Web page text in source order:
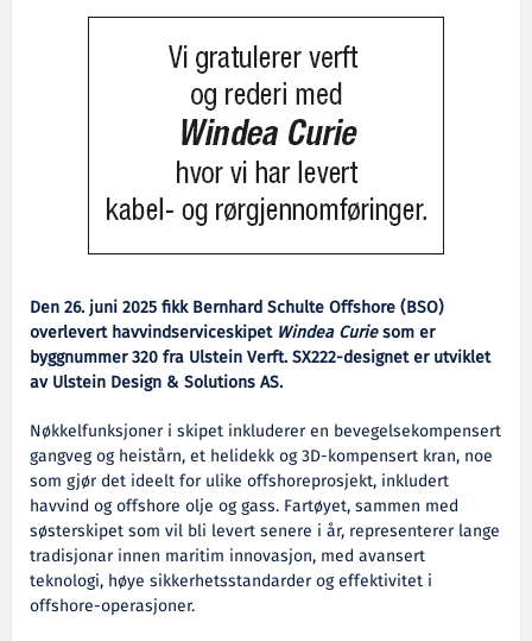
Den 26. juni 2025 fikk Bernhard Schulte Offshore (BSO)
overlevert havvindserviceskipet Windea Curiesom er
byggnummer 320 fra Ulstein Verft. SX222-designet er utviklet
av Ulstein Design & Solutions AS.
Nøkkelfunksjoner i skipet inkluderer en bevegelsekompensert
gangveg og heistårn, et helidekk og 3D-kompensert kran, noe
som gjør det ideelt for ulike offshoreprosjekt, inkludert
havvind og offshore olje og gass. Fartøyet, sammen med
søsterskipet som vil bli levert senere i år, representerer lange
tradisjonar innen maritim innovasjon, med avansert
teknologi, høye sikkerhetsstandarder og effektivitet i
offshore-operasjoner.